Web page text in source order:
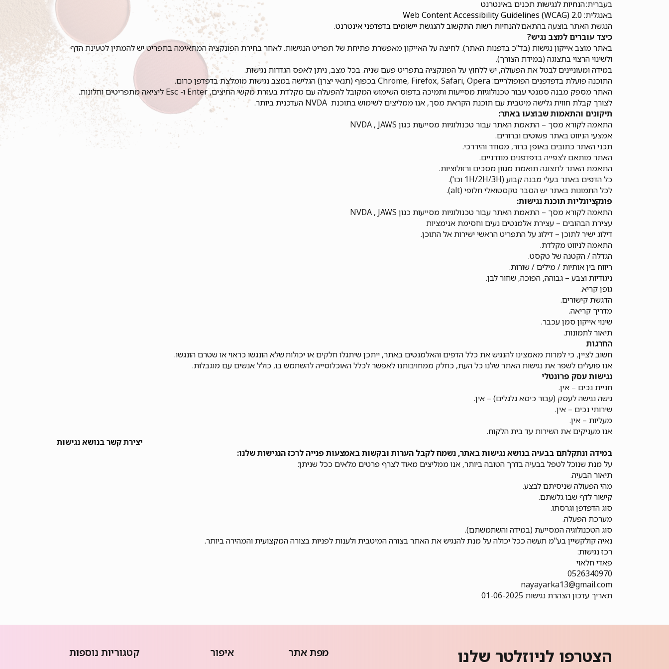
בעברית:הנחיות לנגישות תכניםבאינטרנט
באנגלית: Web Content Accessibility Guidelines (WCAG) 2.0
הנגשת האתר בוצעה בהתאם להנחיות רשות התקשובלהנגשת יישומיםבדפדפניאינטרנט.
כיצד עוברים למצב נגיש?
באתר מוצב אייקון נגישות (בד"כ בדפנות האתר). לחיצה על האייקון מאפשרת פתיחת של תפריט הנגישות. לאחר בחירת הפונקציה המתאימה בתפריט יש להמתין לטעינת הדף
ולשינוי הרצוי בתצוגה (במידת הצורך).
במידה ומעוניינים לבטל את הפעולה, יש ללחוץ על הפונקציה בתפריט פעם שניה. בכל מצב, ניתן לאפס הגדרות נגישות.
התוכנה פועלת בדפדפנים הפופולריים: Chrome, Firefox, Safari, Opera בכפוף (תנאי יצרן) הגלישה במצב נגישות מומלצת בדפדפן כרום.
האתר מספק מבנה סמנטי עבור טכנולוגיות מסייעות ותמיכה בדפוס השימוש המקובל להפעלה עם מקלדת בעזרת מקשי החיצים, Enter ו- Esc ליציאה מתפריטים וחלונות.
לצורך קבלת חווית גלישה מיטבית עם תוכנת הקראת מסך, אנו ממליצים לשימוש בתוכנת NVDA העדכנית ביותר.
תיקונים והתאמות שבוצעו באתר:
התאמה לקורא מסך – התאמת האתר עבור טכנולוגיות מסייעות כגון NVDA , JAWS
אמצעי הניווט באתר פשוטים וברורים.
תכני האתר כתובים באופן ברור, מסודר והיררכי.
האתר מותאם לצפייה בדפדפנים מודרניים.
התאמת האתר לתצוגה תואמת מגוון מסכים ורזולוציות.
כל הדפים באתר בעלי מבנה קבוע (1H/2H/3H וכו').
לכל התמונות באתר יש הסבר טקסטואלי חלופי (alt).
פונקציונליות תוכנת נגישות:
התאמה לקורא מסך – התאמת האתר עבור טכנולוגיות מסייעות כגון NVDA , JAWS
עצירת הבהובים – עצירת אלמנטים נעים וחסימת אנימציות
דילוג ישיר לתוכן – דילוג על התפריט הראשי ישירות אל התוכן.
התאמה לניווט מקלדת.
הגדלה / הקטנה של טקסט.
ריווח בין אותיות / מילים / שורות.
ניגודיות וצבע – גבוהה, הפוכה, שחור לבן.
גופן קריא.
הדגשת קישורים.
מדריך קריאה.
שינוי אייקון סמן עכבר.
תיאור לתמונות.
החרגות
חשוב לציין, כי למרות מאמצינו להנגיש את כלל הדפים והאלמנטים באתר, ייתכן שיתגלו חלקים או יכולות שלא הונגשו כראוי או שטרם הונגשו.
אנו פועלים לשפר את נגישות האתר שלנו כל העת, כחלק ממחויבותנו לאפשר לכלל האוכלוסייה להשתמש בו, כולל אנשים עם מוגבלות.
נגישות עסק פרונטלי
חניית נכים – אין.
גישה נגישה לעסק (עבור כיסא גלגלים) – אין.
שירותי נכים – אין.
מעליות – אין.
אנו מעניקים את השירות עד בית הלקוח.
יצירת קשר בנושא נגישות
במידה ונתקלתם בבעיה בנושא נגישות באתר, נשמח לקבל הערות ובקשות באמצעות פנייה לרכז הנגישות שלנו:
על מנת שנוכל לטפל בבעיה בדרך הטובה ביותר, אנו ממליצים מאוד לצרף פרטים מלאים ככל שניתן:
תיאור הבעיה.
מהי הפעולה שניסיתם לבצע.
קישור לדף שבו גלשתם.
סוג הדפדפן וגרסתו.
מערכת הפעלה.
סוג הטכנולוגיה המסייעת (במידה והשתמשתם).
נאיה קולקשיין בע"מ תעשה ככל יכולה על מנת להנגיש את האתר בצורה המיטבית ולענות לפניות בצורה המקצועית והמהירה ביותר.
רכז נגישות:
פאדי חלאוי
0526340970
nayayarka13@gmail.com
תאריך עדכון הצהרת נגישות 01-06-2025
הצטרפו לניוזלטר שלנו איפור קטגוריות נוספות מפת אתר